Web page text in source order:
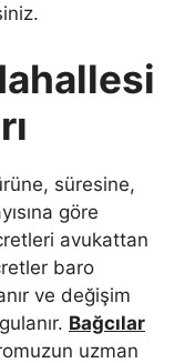
süresine,
göre
avukattan
baro
ve değişim
Bağcılar
uzman